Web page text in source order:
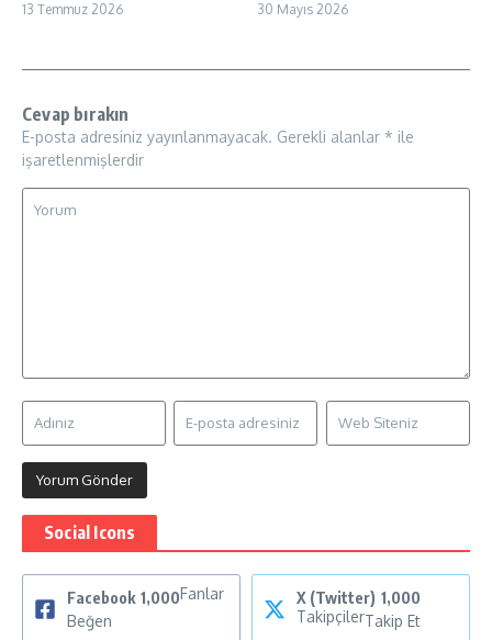
13 Temmuz 2026 30 Mayıs 2026
Cevap bırakın
E-posta adresiniz yayınlanmayacak. Gerekli alanlar * ile
işaretlenmişlerdir
Social Icons
Facebook 1,000Fanlar
Beğen
X (Twitter) 1,000
TakipçilerTakip Et